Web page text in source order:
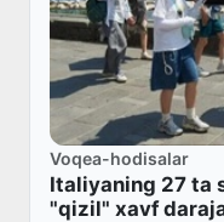
Voqea-hodisalar
Italiyaning 27 ta
"qizil" xavf